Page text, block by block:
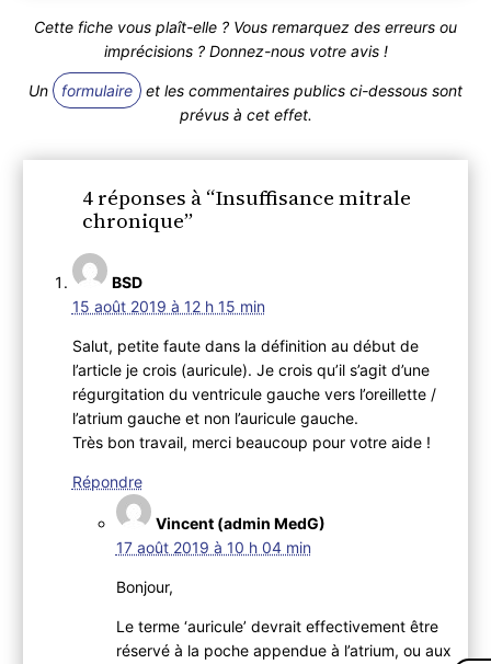
Cette fiche vous plaît-elle ? Vous remarquez des erreurs ou
imprécisions ? Donnez-nous votre avis !
Un formulaire
et les commentaires publics ci-dessous sont
prévus à cet effet.
4 réponses à “Insuffisance mitrale
chronique”
BSD
15 août 2019 à 12 h 15 min
Salut, petite faute dans la définition au début de
l’article je crois (auricule). Je crois qu’il s’agit d’une
régurgitation du ventricule gauche vers l’oreillette /
l’atrium gauche et non l’auricule gauche.
Très bon travail, merci beaucoup pour votre aide !
Répondre
Vincent (admin MedG)
17 août 2019 à 10 h 04 min
Bonjour,
Le terme ‘auricule’ devrait effectivement être
réservé à la poche appendue à l’atrium, ou aux